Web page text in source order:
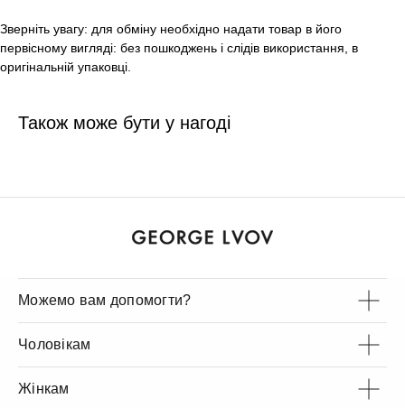
Зверніть увагу: для обміну необхідно надати товар в його
первісному вигляді: без пошкоджень і слідів використання, в
оригінальній упаковці.
Також може бути у нагоді
Можемо вам допомогти?
Чоловікам
Жінкам